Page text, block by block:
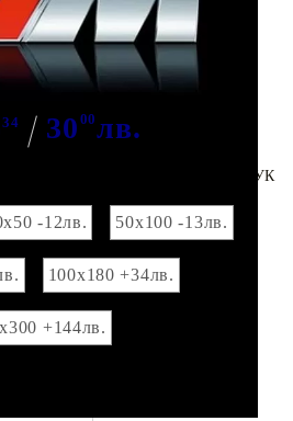
BMW
34 30 00лв.
За поръчки на едро ТУК
-12лв. 50х100 -13лв.
100х180 +34лв.
+144лв.
име :